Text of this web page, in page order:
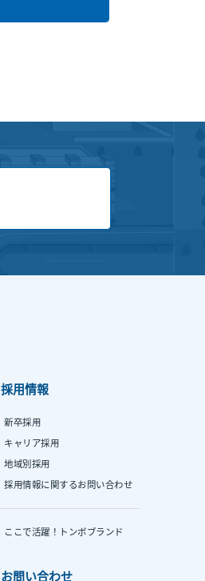
採用情報
新卒採用
キャリア採用
地域別採用
採用情報に関するお問い合わせ
ここで活躍！ トンボブランド
お問い合わせ